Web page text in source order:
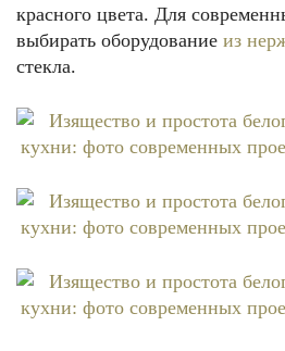
красного цвета. Для
выбирать оборудование из
стекла.